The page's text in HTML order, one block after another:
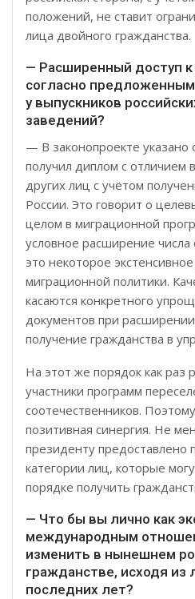
положений, не ставит
лица двойного гражданства.
— Расширенный доступ
согласно
у выпускников
заведений?
— В законопроекте указано
получил диплом с отличием
других лиц с учётом
России. Это говорит о
целом в миграционной
условное расширение
это некоторое
миграционной политики.
касаются конкретного
документов при
получение гражданства в
На этот же порядок как раз
участники программ
соотечественников.
позитивная синергия. Не
президенту предоставлено
категории лиц, которые
порядке получить
— Что бы вы лично как
международным
изменить в нынешнем
гражданстве, исходя из
последних лет?